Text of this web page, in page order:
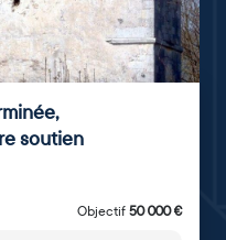
,
soutien
Objectif 50 000€